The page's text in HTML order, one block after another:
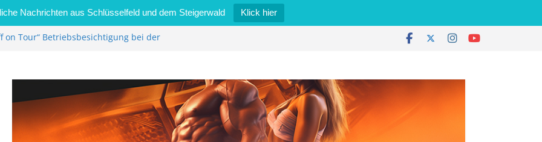
Nachrichten aus Schlüsselfeld und dem Steigerwald Klick hier
on Tour“ Betriebsbesichtigung bei der
bietet Online-Anmeldung für
an
im Wert von 600 Euro